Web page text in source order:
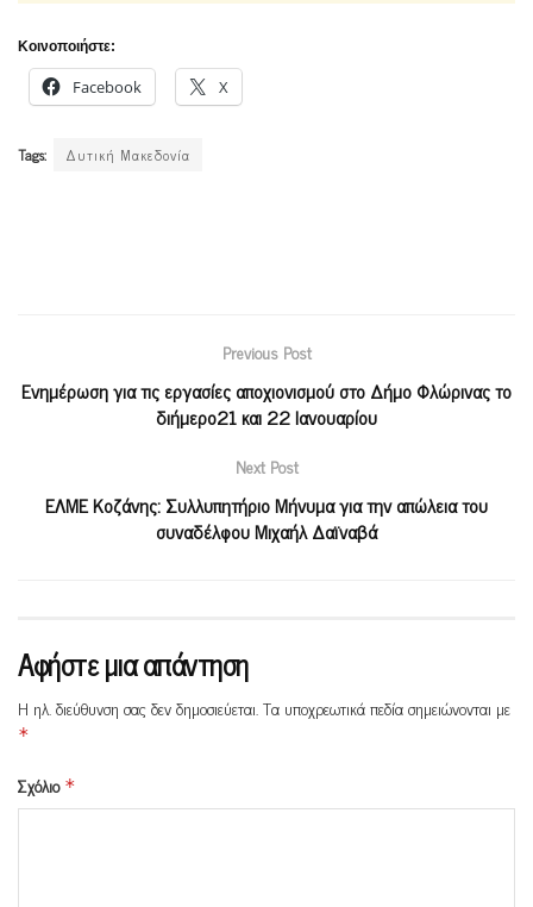
Κοινοποιήστε:
Facebook X
Tags: Δυτική Μακεδονία
Previous Post
Ενημέρωση για τις εργασίες αποχιονισμού στο Δήμο Φλώρινας το
διήμερο21 και 22 Ιανουαρίου
Next Post
ΕΛΜΕ Κοζάνης: Συλλυπητήριο Μήνυμα για την απώλεια του
συναδέλφου Μιχαήλ Δαϊναβά
Αφήστε μια απάντηση
Η ηλ. διεύθυνση σας δεν δημοσιεύεται.Τα υποχρεωτικά πεδία σημειώνονται με
*
Σχόλιο *